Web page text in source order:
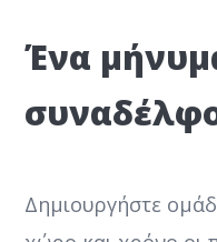
Ένα
Δημιουργήστε